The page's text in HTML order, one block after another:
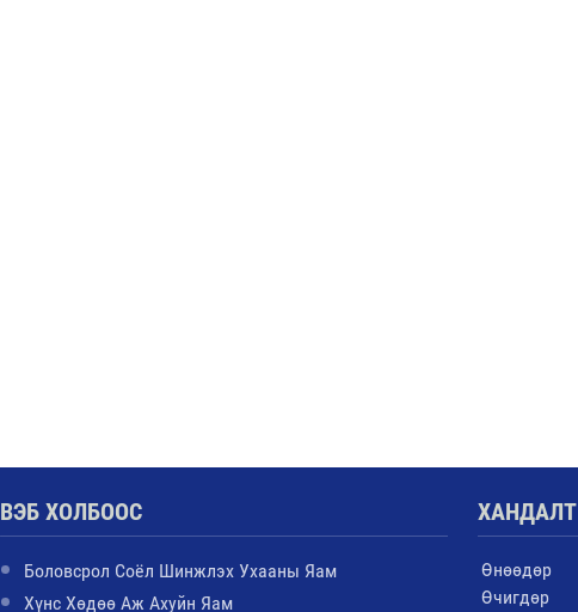
ВЭБ ХОЛБООС
Боловсрол Соёл Шинжлэх Ухааны Яам
Хүнс Хөдөө Аж Ахуйн Яам
ХАНДАЛТ
Өнөөдөр
Өчигдөр